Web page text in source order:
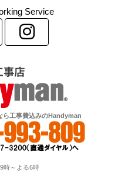
Service
ら工事費込みのHandyman
時～よる6時